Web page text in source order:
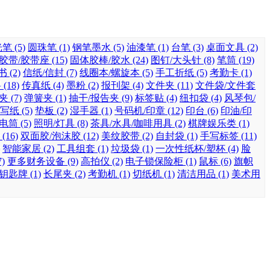
(5) 圆珠笔 (1) 钢笔墨水 (5) 油漆笔 (1) 台笔 (3) 桌面文具 (2)
胶带/胶带座 (15) 固体胶棒/胶水 (24) 图钉/大头针 (8) 笔筒 (19)
(2) 信纸/信封 (7) 线圈本/螺旋本 (5) 手工折纸 (5) 考勤卡 (1)
(18) 传真纸 (4) 墨粉 (2) 报刊架 (4) 文件夹 (11) 文件袋/文件套
(7) 弹簧夹 (1) 抽干/报告夹 (9) 标签贴 (4) 纽扣袋 (4) 风琴包/
纸 (5) 垫板 (2) 湿手器 (1) 号码机/印章 (12) 印台 (6) 印油/印
筒 (5) 照明/灯具 (8) 茶具/水具/咖啡用具 (2) 棋牌娱乐类 (1)
双面胶/泡沫胶 (12) 美纹胶带 (2) 自封袋 (1) 手写标签 (11)
智能家居 (2) 工具组套 (1) 垃圾袋 (1) 一次性纸杯/塑杯 (4) 脸
更多财务设备 (9) 高拍仪 (2) 电子锁保险柜 (1) 鼠标 (6) 旗帜
匙牌 (1) 长尾夹 (2) 考勤机 (1) 切纸机 (1) 清洁用品 (1) 美术用